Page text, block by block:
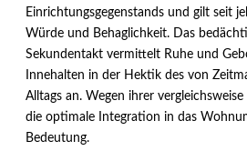
Einrichtungsgegenstands und gilt seit
Würde und Behaglichkeit. Das
Sekundentakt vermittelt Ruhe und
Innehalten in der Hektik des von
Alltags an. Wegen ihrer
die optimale Integration in das
Bedeutung.